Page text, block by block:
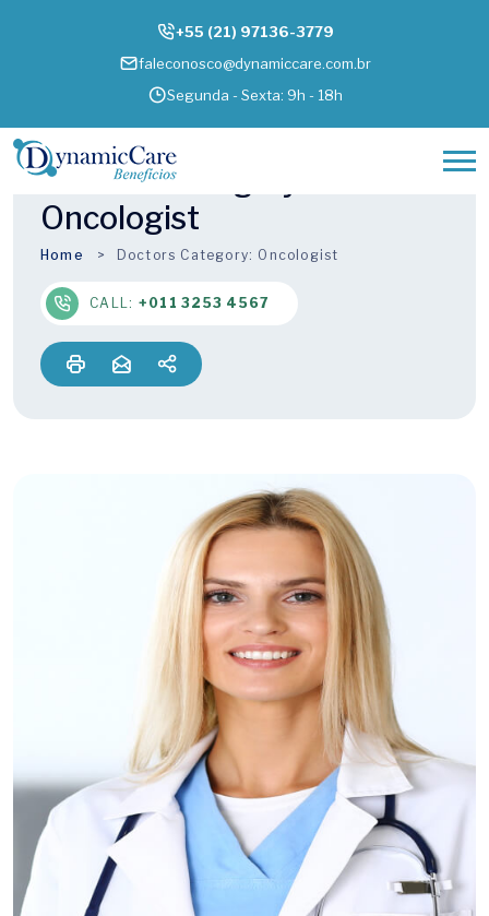
+55 (21) 97136-3779
faleconosco@dynamiccare.com.br
Segunda - Sexta: 9h - 18h
Doctors Category:
Oncologist
Home Doctors Category: Oncologist
CALL: +011 3253 4567